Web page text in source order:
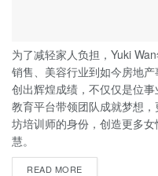
为了减轻家人负担，Yuki
销售、美容行业到如今房地
创出辉煌成绩，不仅仅是位
教育平台带领团队成就梦想
坊培训师的身份，创造更多
慧。
READ MORE